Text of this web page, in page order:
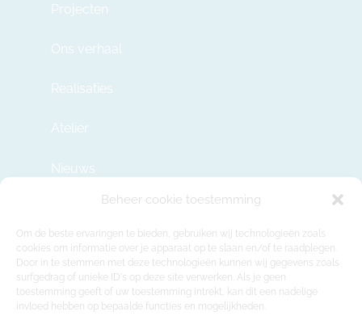
Beheer cookie toestemming
Om de beste ervaringen te bieden, gebruiken wij technologieën zoals
cookies om informatie over je apparaat op te slaan en/of te raadplegen.
Door in te stemmen met deze technologieën kunnen wij gegevens zoals
surfgedrag of unieke ID's op deze site verwerken. Als je geen
toestemming geeft of uw toestemming intrekt, kan dit een nadelige
invloed hebben op bepaalde functies en mogelijkheden.
Projecten
Ons verhaal
Realisaties
Atelier
Nieuws
info@modulehome.be
+32 2 669 36 50